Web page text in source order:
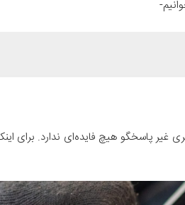
پاسخگو هیچ فایده‌ای ندارد. برای